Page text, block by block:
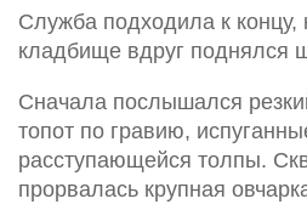
Служба подходила к концу,
кладбище вдруг поднялся
Сначала послышался
топот по гравию,
расступающейся толпы.
прорвалась крупная